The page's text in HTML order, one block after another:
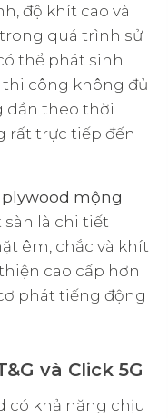
độ khít cao và
quá trình sử
thể phát sinh
thi công không đủ
dần theo thời
rất trực tiếp đến
mộng
sàn là chi tiết
êm, chắc và khít
cao cấp hơn
phát tiếng động
và Click 5G
có khả năng chịu